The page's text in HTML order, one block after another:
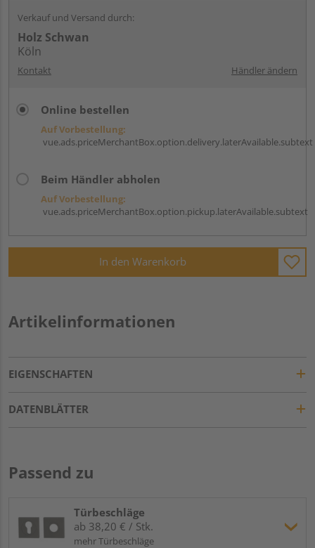
Verkauf und Versand durch:
Holz Schwan
Köln
Kontakt Händler ändern
Online bestellen
Auf Vorbestellung:
vue.ads.priceMerchantBox.option.delivery.laterAvailable.subtext
Beim Händler abholen
Auf Vorbestellung:
vue.ads.priceMerchantBox.option.pickup.laterAvailable.subtext
In den Warenkorb
Artikelinformationen
EIGENSCHAFTEN
DATENBLÄTTER
Passend zu
Türbeschläge
ab 38,20 € / Stk.
mehr Türbeschläge